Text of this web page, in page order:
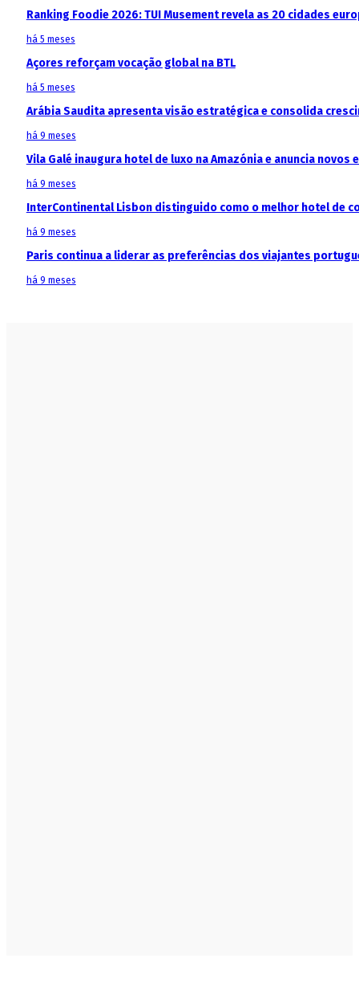
Ranking Foodie 2026: TUI Musement revela as 20 cidades
há 5 meses
Açores reforçam vocação global na BTL
há 5 meses
Arábia Saudita apresenta visão estratégica e consolida
há 9 meses
Vila Galé inaugura hotel de luxo na Amazónia e anuncia
há 9 meses
InterContinental Lisbon distinguido como o melhor hotel de
há 9 meses
Paris continua a liderar as preferências dos viajantes
há 9 meses